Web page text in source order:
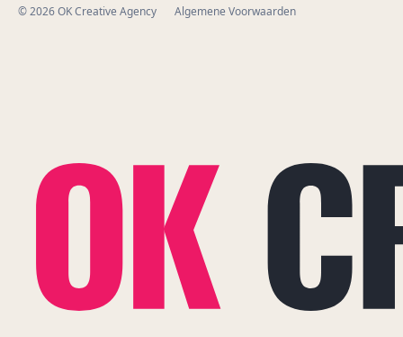
© 2026 OK Creative Agency Algemene Voorwaarden